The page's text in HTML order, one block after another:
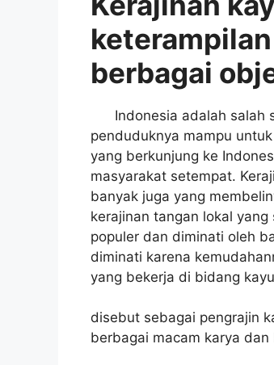
berbagai
Indonesia adalah salah
penduduknya mampu
yang berkunjung ke
masyarakat setempat.
banyak juga yang
kerajinan tangan lokal
populer dan diminati oleh
diminati karena
yang bekerja di bidang
disebut sebagai pengrajin
berbagai macam karya